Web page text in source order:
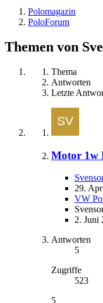
Polomagazin
PoloForum
Themen von
Thema
Antworten
Letzte
Motor 1w
29.
VW
2. Juni
Antworten
5
Zugriffe
523
5